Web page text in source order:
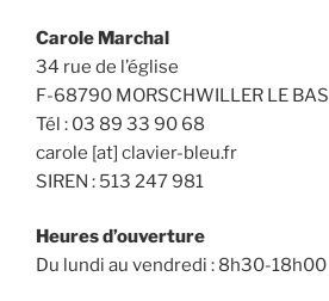
Carole Marchal
34 rue de l’église
F-68790 MORSCHWILLER LE BAS
Tél : 03 89 33 90 68
carole [at] clavier-bleu.fr
SIREN : 513 247 981
Heures d’ouverture
Du lundi au vendredi : 8h30-18h00